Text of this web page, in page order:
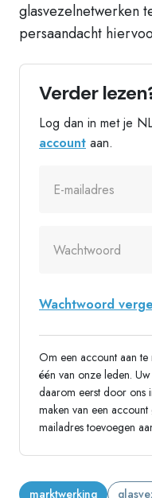
glasvezelnetwerken
persaandacht
Verder
Log dan in met je
account aan.
E-mailadres
Wachtwoord
Wachtwoord
Om een account aan
één van onze leden.
daarom eerst door ons
maken van een
mailadres toevoegen
marktwerking